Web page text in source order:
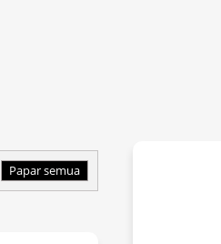
Papar semua